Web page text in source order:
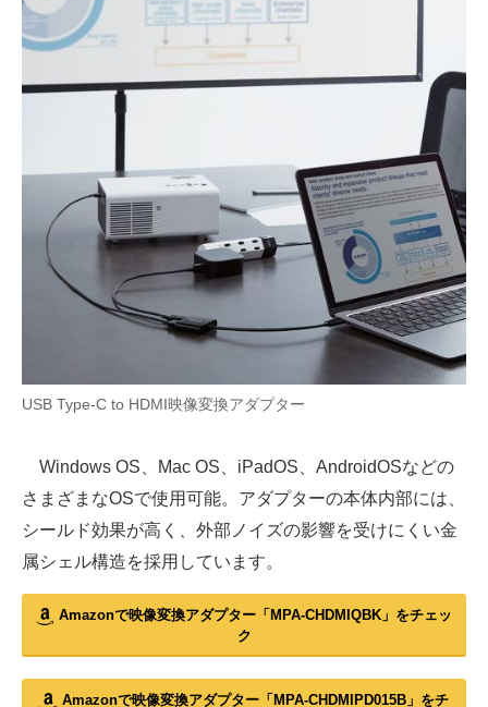
USB Type-C to HDMI映像変換アダプター
Windows OS、Mac OS、iPadOS、AndroidOSなどの
さまざまなOSで使用可能。アダプターの本体内部には、
シールド効果が高く、外部ノイズの影響を受けにくい金
属シェル構造を採用しています。
Amazonで映像変換アダプター「MPA-CHDMIQBK」をチェッ
ク
Amazonで映像変換アダプター「MPA-CHDMIPD015B」をチ